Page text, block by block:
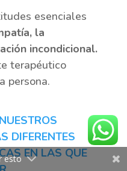
esenciales
la
incondicional.
terapéutico
persona.
DIFERENTES
EN LAS QUE
esto